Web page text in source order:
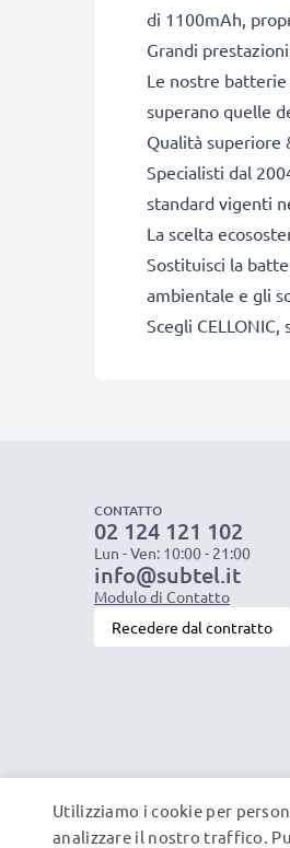
di 1100mAh,
Grandi
Le nostre
superano quelle
Qualità superiore
Specialisti dal
standard vigenti
La scelta
Sostituisci la
ambientale e gli
Scegli
CONTATTO
02 124 121 102
Lun - Ven: 10:00 - 21:00
info@subtel.it
Modulo di Contatto
Recedere dal contratto
Utilizziamo i cookie per
analizzare il nostro traffico.